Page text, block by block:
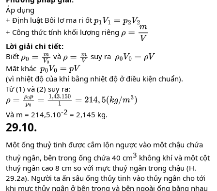
Áp dụng
+ Định luật Bôi lơ ma ri ốt p1 V1 =p 2V2
+ Công thức tính khối lượng riêng ρ=m V
Lời giải chi tiết:
Biết ρ0 =m V0 và ρ=m V suy ra ρ0V0 =ρV
Mặt khác p0V0 =p V
(vì nhiệt độ của khí bằng nhiệt độ ở điều kiện chuẩn).
Từ (1) và (2) suy ra:
ρ=ρ0pp0 =1 43.1501 =214,5( kg/m3)
Và m = 214,5.10-2​ = 2,145 kg.
29.10.
Một ống thuỷ tinh được cắm lộn ngược vào một chậu chứa
thuỷ ngân, bên trong ống chứa 40 cm3​ không khí và một cột
thuỷ ngân cao 8 cm so với mực thuỷ ngân trong chậu (H.
29.2a). Người ta ấn sâu ống thủy tinh vào thủy ngân cho tới
khi mực thủy ngân ở bên trong và bên ngoài ống bằng nhau